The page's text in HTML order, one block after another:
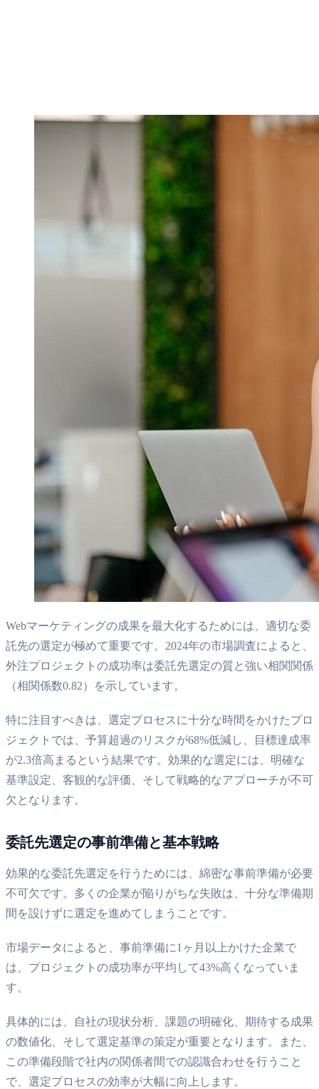
Webマーケティングの成果を最大化するためには、適切な委
託先の選定が極めて重要です。2024年の市場調査によると、
外注プロジェクトの成功率は委託先選定の質と強い相関関係
（相関係数0.82）を示しています。
特に注目すべきは、選定プロセスに十分な時間をかけたプロ
ジェクトでは、予算超過のリスクが68%低減し、目標達成率
が2.3倍高まるという結果です。効果的な選定には、明確な
基準設定、客観的な評価、そして戦略的なアプローチが不可
欠となります。
委託先選定の事前準備と基本戦略
効果的な委託先選定を行うためには、綿密な事前準備が必要
不可欠です。多くの企業が陥りがちな失敗は、十分な準備期
間を設けずに選定を進めてしまうことです。
市場データによると、事前準備に1ヶ月以上かけた企業で
は、プロジェクトの成功率が平均して43%高くなっていま
す。
具体的には、自社の現状分析、課題の明確化、期待する成果
の数値化、そして選定基準の策定が重要となります。また、
この準備段階で社内の関係者間での認識合わせを行うこと
で、選定プロセスの効率が大幅に向上します。